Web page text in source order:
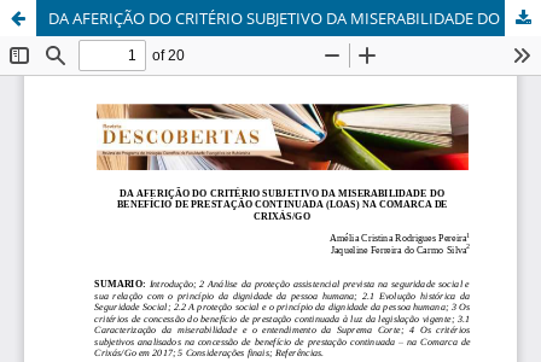
DA AFERIÇÃO DO CRITÉRIO SUBJETIVO DA MISERABILIDADE DO BENEFÍCIO DE PRESTAÇÃO CONTINUADA (LOAS) NA COMARCA DE CRIXÁS/GO